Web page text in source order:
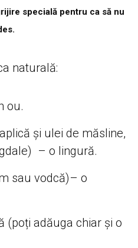
specială pentru ca să nu
naturală:
ou.
și ulei de măsline,
– o lingură.
sau vodcă)– o
(poți adăuga chiar și o